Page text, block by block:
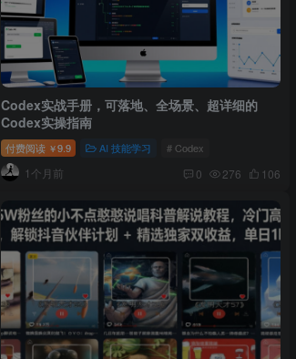
Codex实战手册，可落地、全场景、超详细的
Codex实操指南
付费阅读 ￥9.9 AI 技能学习 # Codex
1个月前 0 276 106